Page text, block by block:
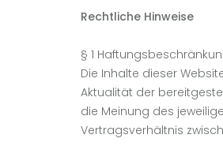
Rechtliche Hinweise
§ 1
Die Inhalte dieser
Aktualität der
die Meinung des
Vertragsverhältnis